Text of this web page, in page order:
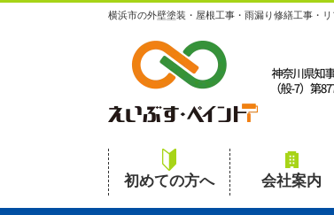
横浜市の外壁塗装・屋根工事・雨漏り修繕工事・
初めての方へ 会社案内